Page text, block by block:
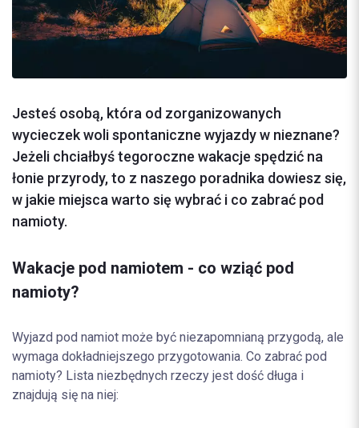
Jesteś osobą, która od zorganizowanych
wycieczek woli spontaniczne wyjazdy w nieznane?
Jeżeli chciałbyś tegoroczne wakacje spędzić na
łonie przyrody, to z naszego poradnika dowiesz się,
w jakie miejsca warto się wybrać i co zabrać pod
namioty.
Wakacje pod namiotem - co wziąć pod
namioty?
Wyjazd pod namiot może być niezapomnianą przygodą, ale
wymaga dokładniejszego przygotowania. Co zabrać pod
namioty? Lista niezbędnych rzeczy jest dość długa i
znajdują się na niej: